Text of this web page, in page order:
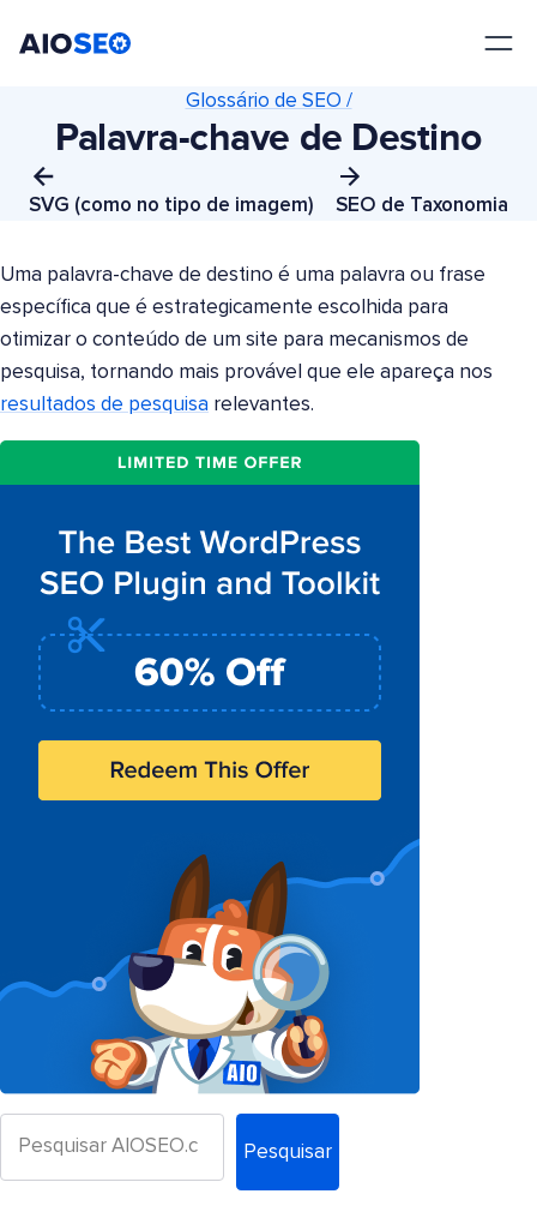
SVG (como no tipo de imagem)
Glossário de SEO /
Palavra-chave de Destino
SEO de Taxonomia
Uma palavra-chave de destino é uma palavra ou frase
específica que é estrategicamente escolhida para
otimizar o conteúdo de um site para mecanismos de
pesquisa, tornando mais provável que ele apareça nos
resultados de pesquisa relevantes.
Pesquisar